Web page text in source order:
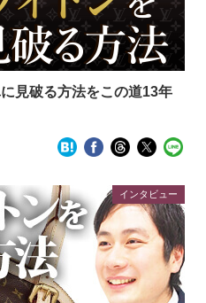
見破る方法をこの道13年
インタビュー